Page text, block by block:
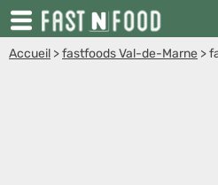
Accueil >fastfoods Val-de-Marne >